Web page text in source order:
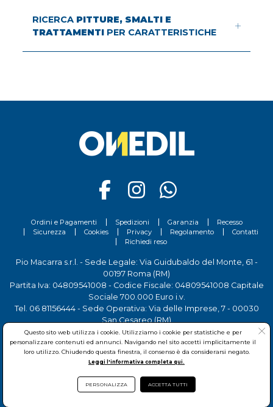
RICERCA PITTURE, SMALTI E
TRATTAMENTI PER CARATTERISTICHE
Ordini e Pagamenti Spedizioni Garanzia
Recesso
Sicurezza
Cookies Privacy Regolamento
Contatti
Richiedi reso
Pio Macarra s.r.l. - Sede Legale: Via Guidubaldo del Monte, 61 -
00197 Roma (RM)
Partita Iva: 04809541008 - Codice Fiscale: 04809541008 Capitale
Sociale 700.000 Euro i.v.
Tel. 06 81156444- Sede Operativa: Via delle Imprese, 7 - 00030
San Cesareo (RM)
© Pio Macarra s.r.l.2026Copyright:www.onedil.it
Questo sito web utilizza i cookie. Utilizziamo i cookie per statistiche e per
personalizzare contenuti ed annunci. Navigando nel sito accetti implicitamente il
loro utilizzo. Chiudendo questa finestra, il consenso è da considerarsi negato.
Leggi l'informativa completa qui.
PERSONALIZZA ACCETTA TUTTI